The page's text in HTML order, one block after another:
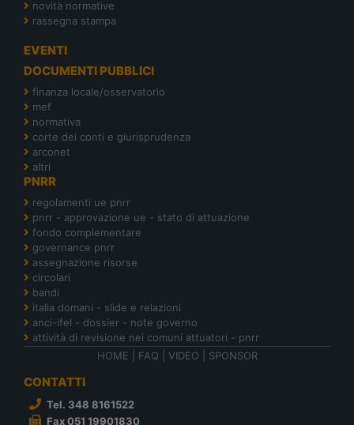
novità normative
rassegna stampa
EVENTI
DOCUMENTI PUBBLICI
finanza locale/osservatorio
mef
normativa
corte dei conti e giurisprudenza
arconet
altri
PNRR
regolamenti ue pnrr
pnrr - approvazione ue - stato di attuazione
fondo complementare
governance pnrr
assegnazione risorse
circolari
bandi
italia domani - slide e relazioni
anci-ifel - dossier - note governo
attività di revisione nei comuni attuatori - pnrr
HOME
FAQ VIDEO SPONSOR
CONTATTI
Tel. 348 8161522
Fax 051 19901830